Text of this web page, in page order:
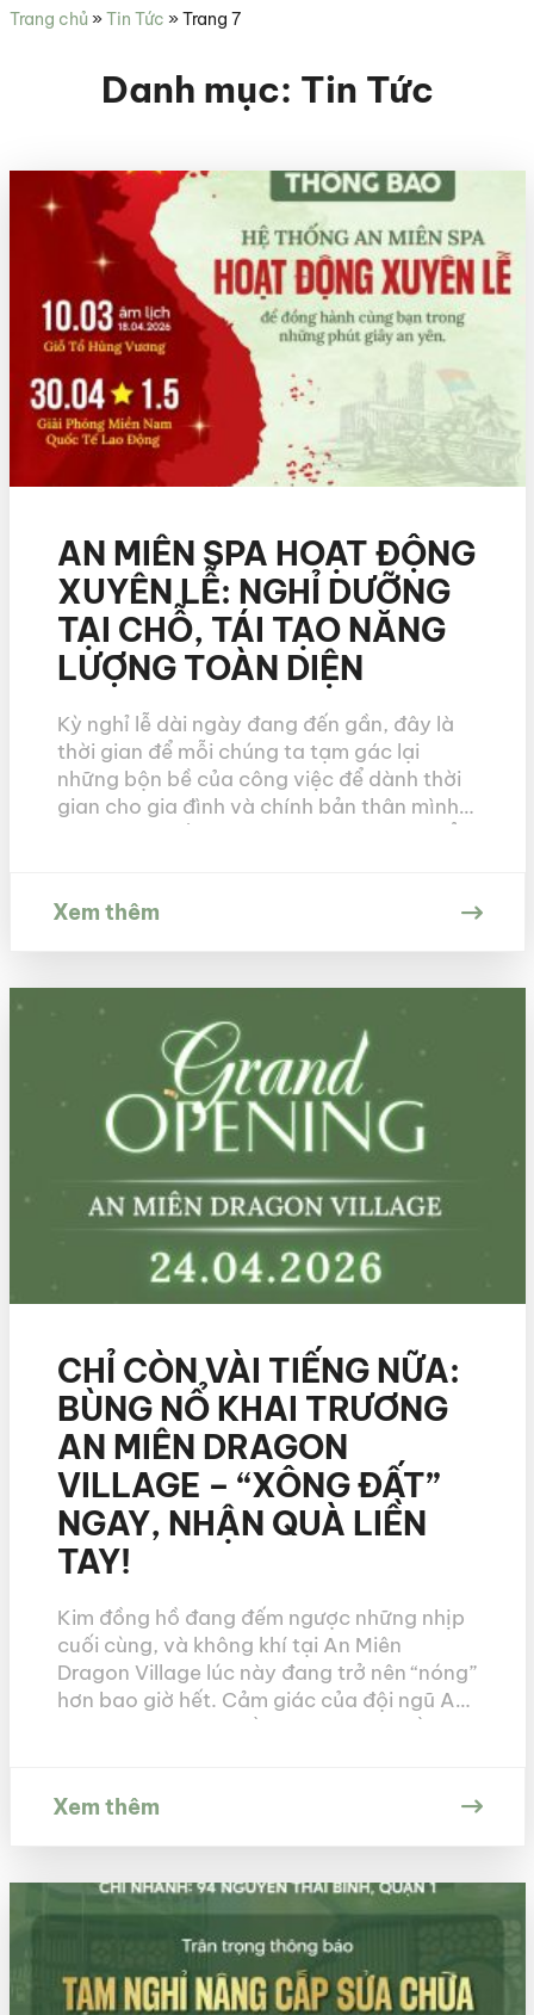
sức
Trang chủ »Tin Tức »Trang 7
Danh mục: Tin Tức
AN MIÊN SPA HOẠT ĐỘNG
XUYÊN LỄ: NGHỈ DƯỠNG
TẠI CHỖ, TÁI TẠO NĂNG
LƯỢNG TOÀN DIỆN
Kỳ nghỉ lễ dài ngày đang đến gần, đây là
thời gian để mỗi chúng ta tạm gác lại
những bộn bề của công việc để dành thời
gian cho gia đình và chính bản thân mình.
Xem thêm
CHỈ CÒN VÀI TIẾNG NỮA:
BÙNG NỔ KHAI TRƯƠNG
AN MIÊN DRAGON
VILLAGE – “XÔNG ĐẤT”
NGAY, NHẬN QUÀ LIỀN
TAY!
Kim đồng hồ đang đếm ngược những nhịp
cuối cùng, và không khí tại An Miên
Dragon Village lúc này đang trở nên “nóng”
hơn bao giờ hết. Cảm giác của đội ngũ An
Miên hiện tại là sự hồi hộp đan xen niềm
Xem thêm